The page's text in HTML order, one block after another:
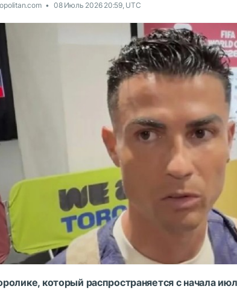
08 Июль 2026 20:59, UTC
который распространяется с начала